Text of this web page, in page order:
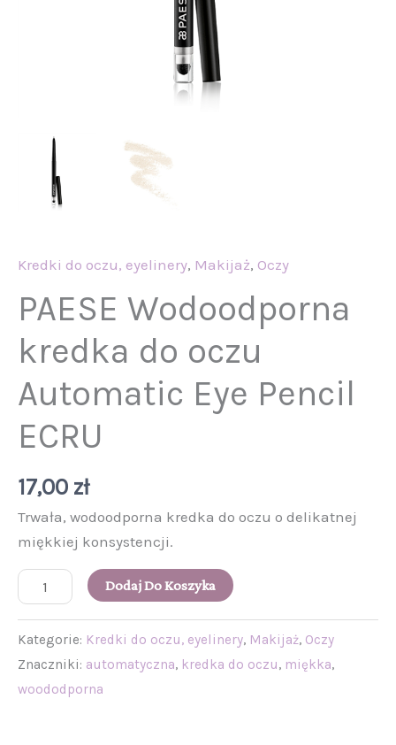
Kredki do oczu, eyelinery, Makijaż, Oczy
PAESE Wodoodporna
kredka do oczu
Automatic Eye Pencil
ECRU
17,00 zł
Trwała, wodoodporna kredka do oczu o delikatnej
miękkiej konsystencji.
Dodaj Do Koszyka
Kategorie: Kredki do oczu, eyelinery, Makijaż, Oczy
Znaczniki: automatyczna, kredka do oczu, miękka,
woododporna